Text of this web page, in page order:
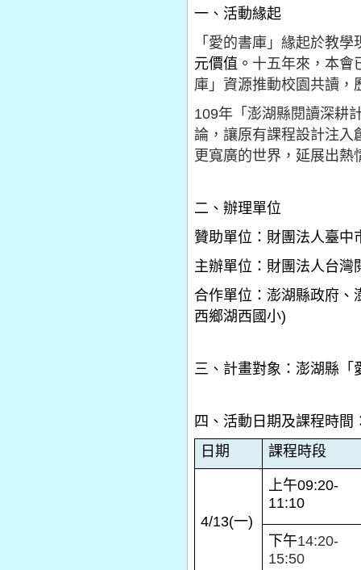
一、活動緣起
「愛的書庫」緣起於教
元價值。 十五年來，本會
庫」資源推動校園共讀，
109年「澎湖縣閱讀深耕
論，讓原有課程設計注入
更寬廣的世界，延展出熱
二、辦理單位
贊助單位：財團法人臺中
主辦單位：財團法人台灣
合作單位：澎湖縣政府、
西鄉湖西國小)
三、計畫對象：澎湖縣「
四、活動日期及課程時間
日期
課程時段
4/13(一)
上午09:20-
11:10
下午14:20-
15:50